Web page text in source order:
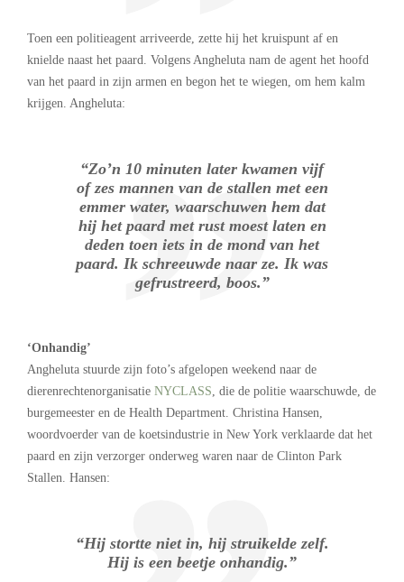
Toen een politieagent arriveerde, zette hij het kruispunt af en
knielde naast het paard. Volgens Angheluta nam de agent het hoofd
van het paard in zijn armen en begon het te wiegen, om hem kalm
krijgen. Angheluta:
“Zo’n 10 minuten later kwamen vijf
of zes mannen van de stallen met een
emmer water, waarschuwen hem dat
hij het paard met rust moest laten en
deden toen iets in de mond van het
paard. Ik schreeuwde naar ze. Ik was
gefrustreerd, boos.”
‘Onhandig’
Angheluta stuurde zijn foto’s afgelopen weekend naar de
dierenrechtenorganisatie NYCLASS , die de politie waarschuwde, de
burgemeester en de Health Department. Christina Hansen,
woordvoerder van de koetsindustrie in New York verklaarde dat het
paard en zijn verzorger onderweg waren naar de Clinton Park
Stallen. Hansen:
“Hij stortte niet in, hij struikelde zelf.
Hij is een beetje onhandig.”